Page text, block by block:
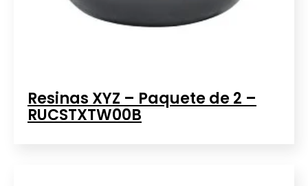
Resinas XYZ – Paquete de 2 –
RUCSTXTW00B